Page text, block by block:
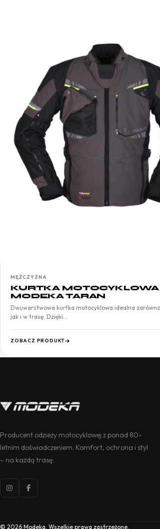
MĘŻCZYZNA
KURTKA MOTOCYKLOWA
MODEKA TARAN
Dwuwarstwowa kurtka motocyklowa idealna
jak i w trasę. Dzięki…
ZOBACZ PRODUKT
Producent odzieży motocyklowej z ponad 80-
letnim doświadczeniem. Komfort, ochrona i styl
– na każdą trasę.
© 2026 Modeka. Wszelkie prawa zastrzeżone.